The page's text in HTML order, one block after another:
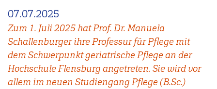
07.07.2025
Zum 1. Juli 2025 hat Prof. Dr. Manuela
Schallenburger ihre Professur für Pflege mit
dem Schwerpunkt geriatrische Pflege an der
Hochschule Flensburg angetreten. Sie wird vor
allem im neuen Studiengang Pflege (B.Sc.)